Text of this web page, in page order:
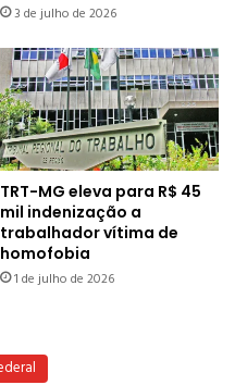
3 de julho de 2026
TRT-MG eleva para R$ 45
mil indenização a
trabalhador vítima de
homofobia
1 de julho de 2026